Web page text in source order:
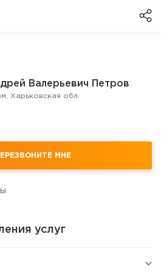
Валерьевич Петров
Харьковская обл.
МНЕ
услуг